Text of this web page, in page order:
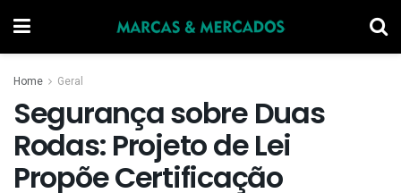
Home Geral
Segurança sobre Duas
Rodas: Projeto de Lei
Propõe Certificação